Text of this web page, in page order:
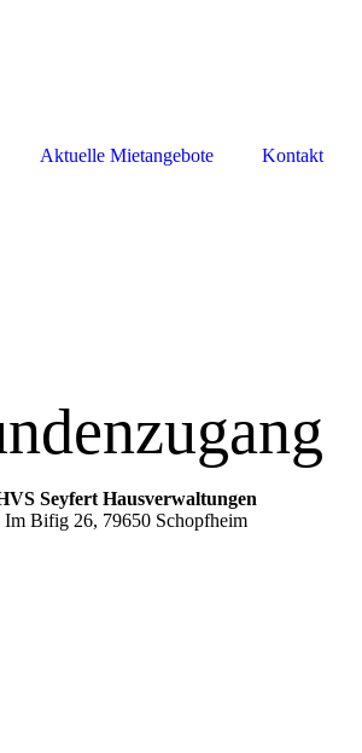
Seyfert Hausverwaltungen
Im Bifig 26, 79650 Schopfheim
Aktuelle Mietangebote Kontakt